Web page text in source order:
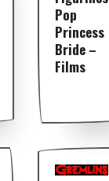
Pop
Princess
Bride –
Films